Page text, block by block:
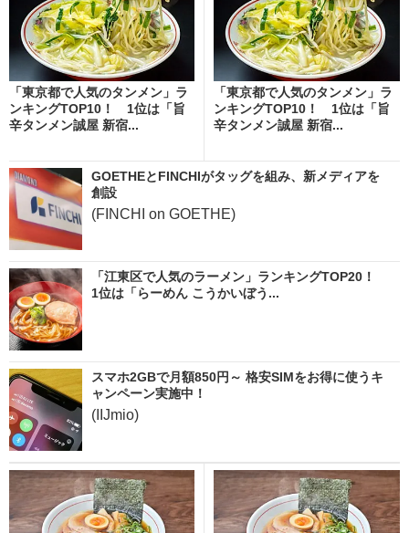
「東京都で人気のタンメン」ラ
ンキングTOP10！ 1位は「旨
辛タンメン誠屋 新宿...
「東京都で人気のタンメン」ラ
ンキングTOP10！ 1位は「旨
辛タンメン誠屋 新宿...
GOETHEとFINCHIがタッグを組み、新メディアを
創設
(FINCHI on GOETHE)
「江東区で人気のラーメン」ランキングTOP20！
1位は「らーめん こうかいぼう...
スマホ2GBで月額850円～ 格安SIMをお得に使うキ
ャンペーン実施中！
(IIJmio)